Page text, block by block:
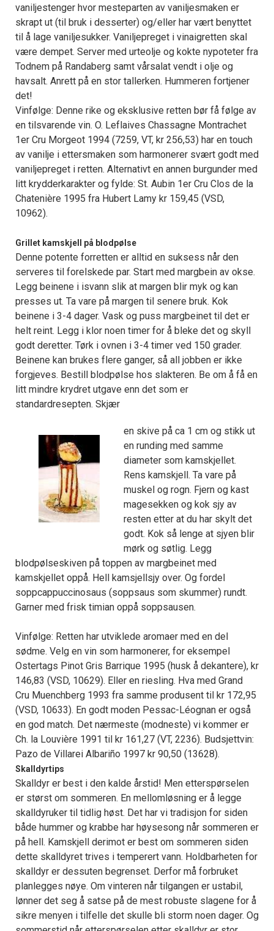
vaniljestenger hvor mesteparten av vaniljesmaken er
skrapt ut (til bruk i desserter) og/eller har vært benyttet
til å lage vaniljesukker. Vaniljepreget i vinaigretten skal
være dempet. Server med urteolje og kokte nypoteter fra
Todnem på Randaberg samt vårsalat vendt i olje og
havsalt. Anrett på en stor tallerken. Hummeren fortjener
det!
Vinfølge: Denne rike og eksklusive retten bør få følge av
en tilsvarende vin. O. Leflaives Chassagne Montrachet
1er Cru Morgeot 1994 (7259, VT, kr 256,53) har en touch
av vanilje i ettersmaken som harmonerer svært godt med
vaniljepreget i retten. Alternativt en annen burgunder med
litt krydderkarakter og fylde: St. Aubin 1er Cru Clos de la
Chatenière 1995 fra Hubert Lamy kr 159,45 (VSD,
10962).
Grillet kamskjell på blodpølse
Denne potente forretten er alltid en suksess når den
serveres til forelskede par. Start med margbein av okse.
Legg beinene i isvann slik at margen blir myk og kan
presses ut. Ta vare på margen til senere bruk. Kok
beinene i 3-4 dager. Vask og puss margbeinet til det er
helt reint. Legg i klor noen timer for å bleke det og skyll
godt deretter. Tørk i ovnen i 3-4 timer ved 150 grader.
Beinene kan brukes flere ganger, så all jobben er ikke
forgjeves. Bestill blodpølse hos slakteren. Be om å få en
litt mindre krydret utgave enn det som er
standardresepten. Skjær
en skive på ca 1 cm og stikk ut
en runding med samme
diameter som kamskjellet.
Rens kamskjell. Ta vare på
muskel og rogn. Fjern og kast
magesekken og kok sjy av
resten etter at du har skylt det
godt. Kok så lenge at sjyen blir
mørk og søtlig. Legg
blodpølseskiven på toppen av margbeinet med
kamskjellet oppå. Hell kamsjellsjy over. Og fordel
soppcappuccinosaus (soppsaus som skummer) rundt.
Garner med frisk timian oppå soppsausen.
Vinfølge: Retten har utviklede aromaer med en del
sødme. Velg en vin som harmonerer, for eksempel
Ostertags Pinot Gris Barrique 1995 (husk å dekantere), kr
146,83 (VSD, 10629). Eller en riesling. Hva med Grand
Cru Muenchberg 1993 fra samme produsent til kr 172,95
(VSD, 10633). En godt moden Pessac-Léognan er også
en god match. Det nærmeste (modneste) vi kommer er
Ch. la Louvière 1991 til kr 161,27 (VT, 2236). Budsjettvin:
Pazo de Villarei Albariño 1997 kr 90,50 (13628).
Skalldyrtips
Skalldyr er best i den kalde årstid! Men etterspørselen
er størst om sommeren. En mellomløsning er å legge
skalldyruker til tidlig høst. Det har vi tradisjon for siden
både hummer og krabbe har høysesong når sommeren er
på hell. Kamskjell derimot er best om sommeren siden
dette skalldyret trives i temperert vann. Holdbarheten for
skalldyr er dessuten begrenset. Derfor må forbruket
planlegges nøye. Om vinteren når tilgangen er ustabil,
lønner det seg å satse på de mest robuste slagene for å
sikre menyen i tilfelle det skulle bli storm noen dager. Og